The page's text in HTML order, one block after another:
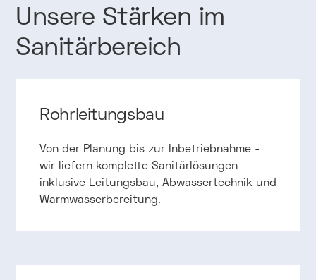
Unsere Stärken im
Sanitärbereich
Rohrleitungsbau
Von der Planung bis zur Inbetriebnahme -
wir liefern komplette Sanitärlösungen
inklusive Leitungsbau, Abwassertechnik und
Warmwasserbereitung.